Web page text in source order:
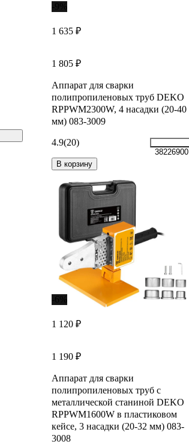
1 635 ₽
1 805 ₽
Аппарат для сварки
полипропиленовых труб DEKO
RPPWM2300W, 4 насадки (20-40
мм) 083-3009
4.9(20)
38226900
В корзину
1 120 ₽
1 190 ₽
Аппарат для сварки
полипропиленовых труб с
металлической станиной DEKO
RPPWM1600W в пластиковом
кейсе, 3 насадки (20-32 мм) 083-
3008